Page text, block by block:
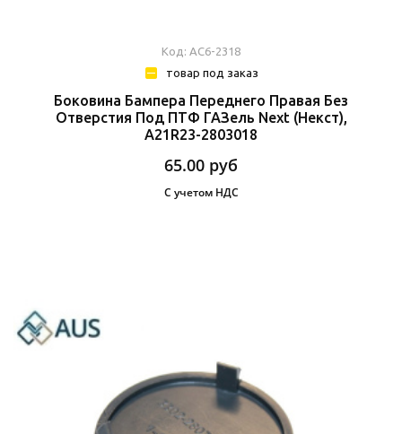
Код: АС6-2318
товар под заказ
Боковина Бампера Переднего Правая Без
Отверстия Под ПТФ ГАЗель Next (Некст),
А21R23-2803018
65.00 руб
С учетом НДС